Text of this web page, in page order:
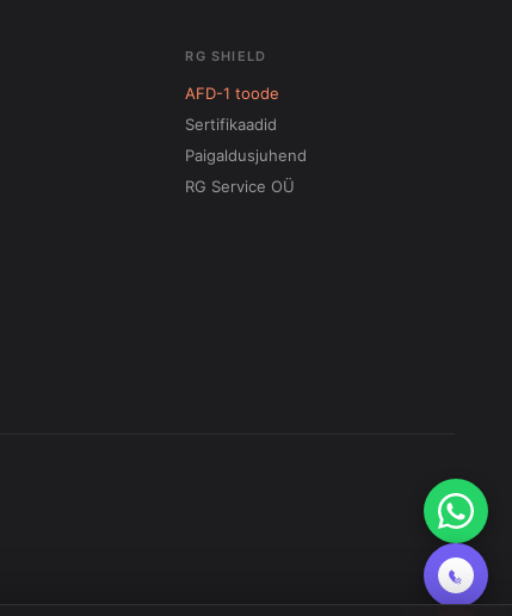
RG SHIELD
AFD-1 toode
Sertifikaadid
Paigaldusjuhend
RG Service OÜ